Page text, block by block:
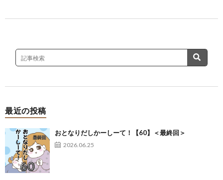
最近の投稿
おとなりだしかーしーて！【60】＜最終回＞
2026.06.25